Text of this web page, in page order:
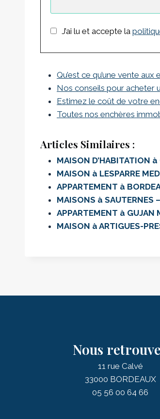
J’ai lu et accepte la
Qu’est ce qu’une vente
Nos conseils pour acheter
Estimez le coût de votre
Toutes nos enchères
Articles Similaires :
MAISON
MAISON à LESPARRE
APPARTEMENT à
MAISONS à
APPARTEMENT à
MAISON à ARTIGUES-
Nous
11 rue Calvé
33000 BORDEAUX
05 56 00 64 66